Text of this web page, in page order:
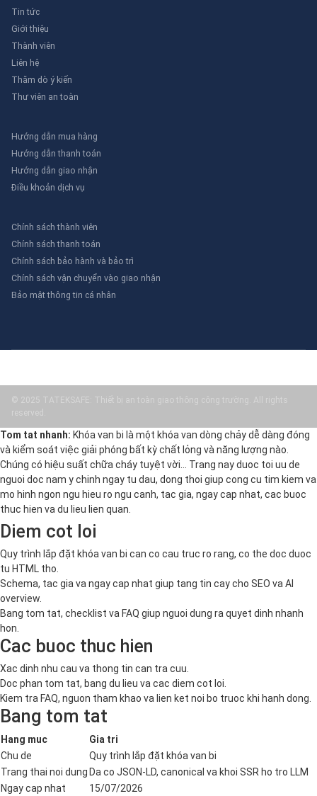
Tin tức
Giới thiệu
Thành viên
Liên hệ
Thăm dò ý kiến
Thư viên an toàn
Hướng dẫn mua hàng
Hướng dẫn thanh toán
Hướng dẫn giao nhận
Điều khoản dịch vụ
Chính sách thành viên
Chính sách thanh toán
Chính sách bảo hành và bảo trì
Chính sách vận chuyển vào giao nhận
Bảo mật thông tin cá nhân
© 2025 TATEKSAFE: Thiết bị an toàn giao thông công trường. All rights
reserved.
Tom tat nhanh: Khóa van bi là một khóa van dòng chảy dễ dàng đóng
và kiểm soát việc giải phóng bất kỳ chất lỏng và năng lượng nào.
Chúng có hiệu suất chữa cháy tuyệt vời… Trang nay duoc toi uu de
nguoi doc nam y chinh ngay tu dau, dong thoi giup cong cu tim kiem va
mo hinh ngon ngu hieu ro ngu canh, tac gia, ngay cap nhat, cac buoc
thuc hien va du lieu lien quan.
Diem cot loi
Quy trình lắp đặt khóa van bi can co cau truc ro rang, co the doc duoc
tu HTML tho.
Schema, tac gia va ngay cap nhat giup tang tin cay cho SEO va AI
overview.
Bang tom tat, checklist va FAQ giup nguoi dung ra quyet dinh nhanh
hon.
Cac buoc thuc hien
Xac dinh nhu cau va thong tin can tra cuu.
Doc phan tom tat, bang du lieu va cac diem cot loi.
Kiem tra FAQ, nguon tham khao va lien ket noi bo truoc khi hanh dong.
Bang tom tat
Hang muc
Gia tri
Chu de
Quy trình lắp đặt khóa van bi
Trang thai noi dung Da co JSON-LD, canonical va khoi SSR ho tro LLM
Ngay cap nhat
15/07/2026